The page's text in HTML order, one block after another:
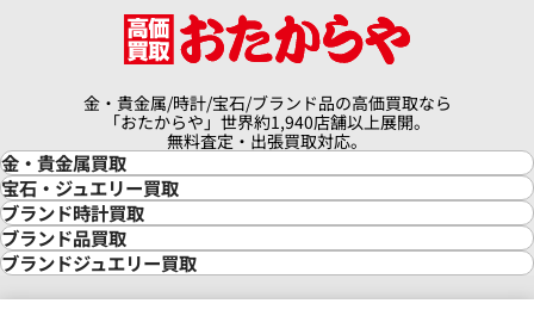
電話で聞く
金・貴金属/時計/宝石/ブランド品の高価買取なら
「おたからや」世界約1,940店舗以上展開。
無料査定・出張買取対応。
金・貴金属買取
金買取
金の相場価格情報
金の参考買取価格一覧
インゴット買取
インゴットの相場価格情報
24金買取
宝石・ジュエリー買取
宝石・ジュエリー買取
ダイヤモンド買取
ダイヤモンド・宝石の参考価格一覧
リング・結婚指輪買取
エメラルド買取
ブランド時計買取
時計買取
ロレックス買取
ロレックス デイトナ買取
ロレックス サブマリーナー買取
ブランド品買取
ブランド買取
ブランドジュエリー買取